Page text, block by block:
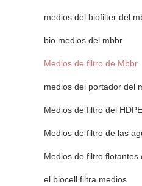
medios del biofilter del
bio medios del mbbr
Medios de filtro de Mbbr
medios del portador del
Medios de filtro del HDPE
Medios de filtro flotantes
el biocell filtra medios